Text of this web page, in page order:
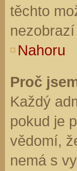
těchto
Nahoru
Proč
Každý
pokud je
vědomí,
nemá s